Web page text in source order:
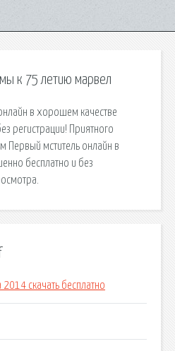
к 75 летию марвел
в хорошем качестве
регистрации! Приятного
Первый мститель онлайн в
бесплатно и без
2014 скачать бесплатно